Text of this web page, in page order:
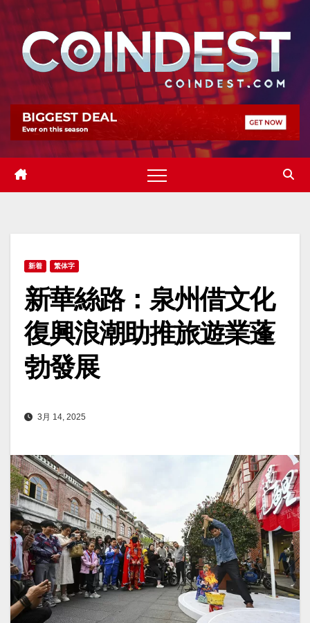
Skip
content
新着 繁体字
新華絲路：泉州借文化
復興浪潮助推旅遊業蓬
勃發展
3月 14, 2025